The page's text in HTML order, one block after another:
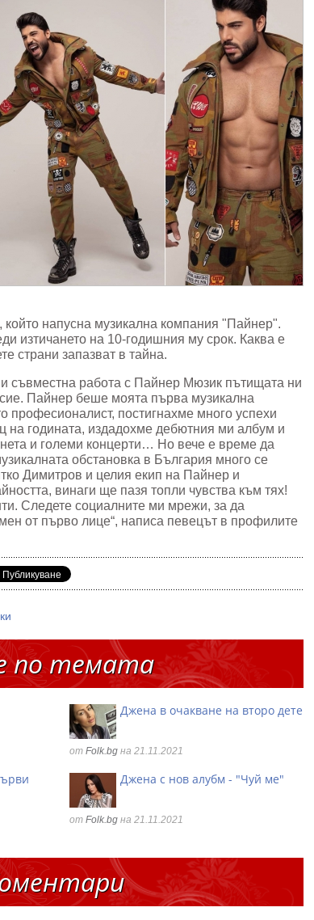
който напусна музикална компания "Пайнер".
изтичането на 10-годишния му срок. Каква е
страни запазват в тайна.
съвместна работа с Пайнер Мюзик пътищата ни
Пайнер беше моята първа музикална
професионалист, постигнахме много успехи
на годината, издадохме дебютния ми албум и
и големи концерти… Но вече е време да
обстановка в България много се
Димитров и целия екип на Пайнер и
винаги ще пазя топли чувства към тях!
Следете социалните ми мрежи, за да
от първо лице“, написа певецът в профилите
по темата
Джена в очакване на второ дете
от Folk.bg на 21.11.2021
Джена с нов алубм - "Чуй ме"
от Folk.bg на 21.11.2021